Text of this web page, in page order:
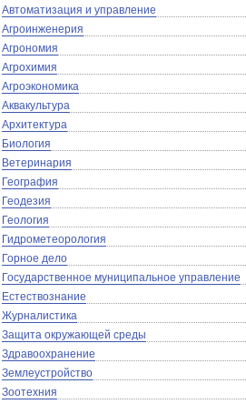
Автоматизация и управление
Агроинженерия
Агрономия
Агрохимия
Агроэкономика
Аквакультура
Архитектура
Биология
Ветеринария
География
Геодезия
Геология
Гидрометеорология
Горное дело
Государственное муниципальное управление
Естествознание
Журналистика
Защита окружающей среды
Здравоохранение
Землеустройство
Зоотехния